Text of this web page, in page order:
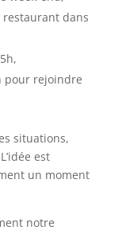
dans
pour rejoindre
situations,
est
un moment
notre